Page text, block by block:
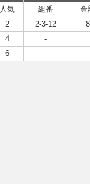
人気 組番
金
2 2-3-12
4
-
6 -